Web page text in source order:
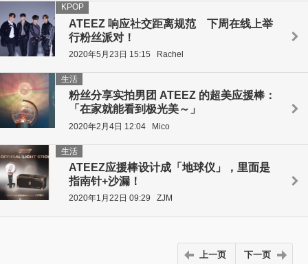
ATEEZ 响应社交距离规范 下周在线上举
行粉丝派对！
KPOP
2020年5月23日 15:15 Rachel
粉丝分享实拍男团 ATEEZ 的超美应援棒：
「在家就能看到极光美～」
生活
2020年2月4日 12:04 Mico
ATEEZ应援棒设计成「地球仪」，里面是
指南针+沙漏！
生活
2020年1月22日 09:29 ZJM
上一页 下一页